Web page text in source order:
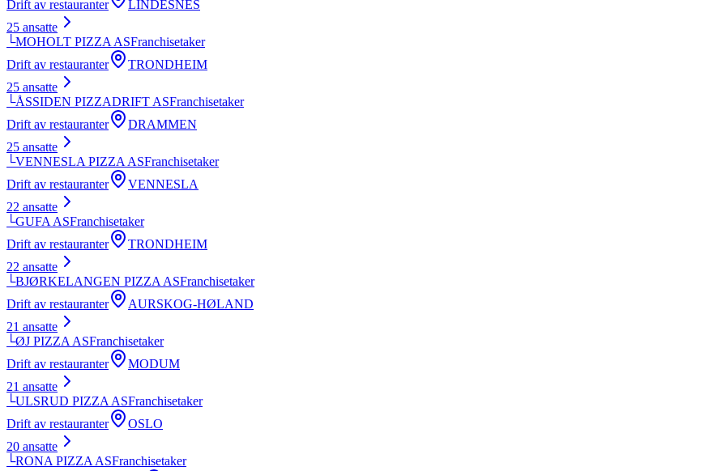
Drift av restauranter
LINDESNES
25 ansatte
└MOHOLT PIZZA ASFranchisetaker
Drift av restauranter
TRONDHEIM
25 ansatte
└ÅSSIDEN PIZZADRIFT ASFranchisetaker
Drift av restauranter
DRAMMEN
25 ansatte
└VENNESLA PIZZA ASFranchisetaker
Drift av restauranter
VENNESLA
22 ansatte
└GUFA ASFranchisetaker
Drift av restauranter
TRONDHEIM
22 ansatte
└BJØRKELANGEN PIZZA ASFranchisetaker
Drift av restauranter
AURSKOG-HØLAND
21 ansatte
└ØJ PIZZA ASFranchisetaker
Drift av restauranter
MODUM
21 ansatte
└ULSRUD PIZZA ASFranchisetaker
Drift av restauranter
OSLO
20 ansatte
└RONA PIZZA ASFranchisetaker